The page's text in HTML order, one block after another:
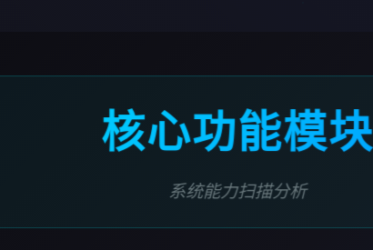
核心功能模块
系统能力扫描分析